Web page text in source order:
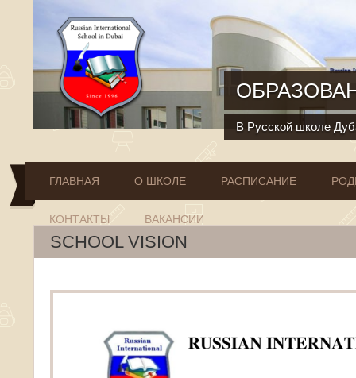
В Русской школе
ГЛАВНАЯ О ШКОЛЕ РАСПИСАНИЕ
КОНТАКТЫ ВАКАНСИИ
SCHOOL VISION